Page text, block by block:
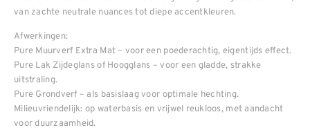
van zachte neutrale nuances tot diepe accentkleuren.
Afwerkingen:
Pure Muurverf Extra Mat – voor een poederachtig, eigentijds effect.
Pure Lak Zijdeglans of Hoogglans – voor een gladde, strakke
uitstraling.
Pure Grondverf – als basislaag voor optimale hechting.
Milieuvriendelijk: op waterbasis en vrijwel reukloos, met aandacht
voor duurzaamheid.